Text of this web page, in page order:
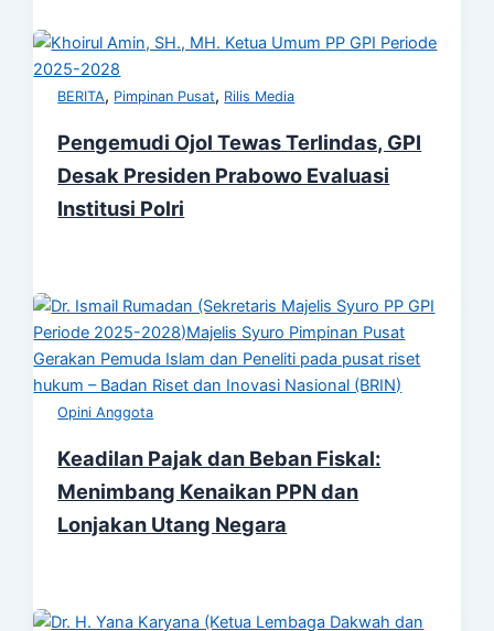
BERITA, Pimpinan Pusat, Rilis Media
Pengemudi Ojol Tewas Terlindas, GPI
Desak Presiden Prabowo Evaluasi
Institusi Polri
Opini Anggota
Keadilan Pajak dan Beban Fiskal:
Menimbang Kenaikan PPN dan
Lonjakan Utang Negara